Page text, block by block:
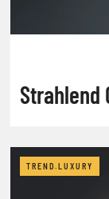
Strahlend
TREND.LUXURY